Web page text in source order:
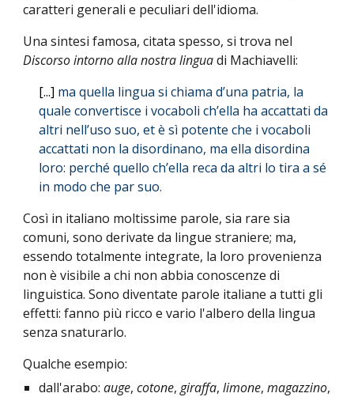
caratteri generali e peculiari dell'idioma.
Una sintesi famosa, citata spesso, si trova nel
Discorso intorno alla nostra linguadi Machiavelli:
[...] ma quella lingua si chiama d’una patria, la
quale convertisce i vocaboli ch’ella ha accattati da
altri nell’uso suo, et è sì potente che i vocaboli
accattati non la disordinano, ma ella disordina
loro: perché quello ch’ella reca da altri lo tira a sé
in modo che par suo.
Così in italiano moltissime parole, sia rare sia
comuni, sono derivate da lingue straniere; ma,
essendo totalmente integrate, la loro provenienza
non è visibile a chi non abbia conoscenze di
linguistica. Sono diventate parole italiane a tutti gli
effetti: fanno più ricco e vario l'albero della lingua
senza snaturarlo.
Qualche esempio:
dall'arabo:auge,cotone,giraffa, limone,magazzino,